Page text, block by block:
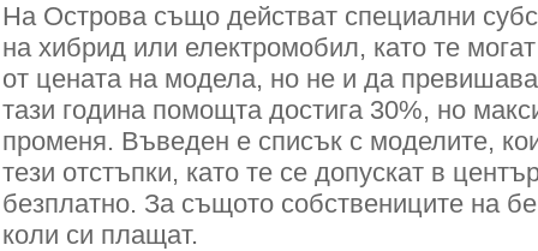
На Острова също действат специални
на хибрид или електромобил, като те
от цената на модела, но не и да
тази година помощта достига 30%, но
променя. Въведен е списък с моделите,
тези отстъпки, като те се допускат в
безплатно. За същото собствениците на
коли си плащат.